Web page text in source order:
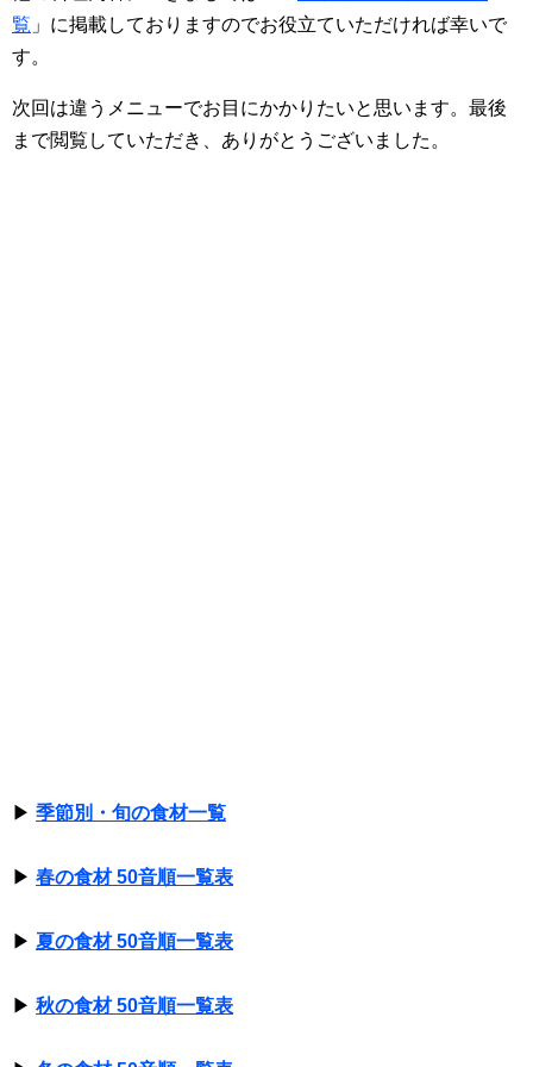
覧 」に掲載しておりますのでお役立ていただければ幸いで
す。
次回は違うメニューでお目にかかりたいと思います。最後
まで閲覧していただき、ありがとうございました。
▶ 季節別・旬の食材一覧
▶ 春の食材 50音順一覧表
▶ 夏の食材 50音順一覧表
▶ 秋の食材 50音順一覧表